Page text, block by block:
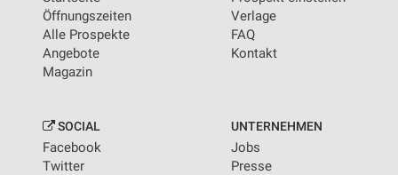
Öffnungszeiten
Alle Prospekte
Angebote
Magazin
Verlage
FAQ
Kontakt
SOCIAL
Facebook
Twitter
UNTERNEHMEN
Jobs
Presse